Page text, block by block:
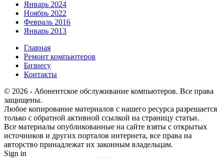
Январь 2024
Ноябрь 2022
Февраль 2016
Январь 2013
Главная
Ремонт компьютеров
Бизнесу
Контакты
© 2026 - Абонентское обслуживание компьютеров. Все права
защищены.
Любое копирование материалов с нашего ресурса разрешается
только с обратной активной ссылкой на страницу статьи.
Все материалы опубликованные на сайте взяты с открытых
источников и других порталов интернета, все права на
авторство принадлежат их законным владельцам.
Sign in